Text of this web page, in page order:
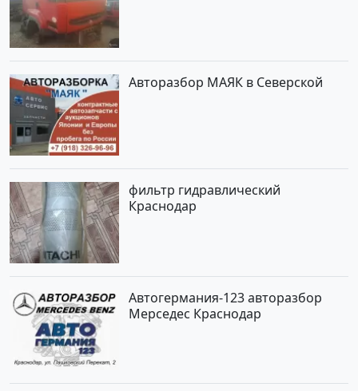
Авторазбор МАЯК в Северской
фильтр гидравлический
Краснодар
Автогермания-123 авторазбор
Мерседес Краснодар